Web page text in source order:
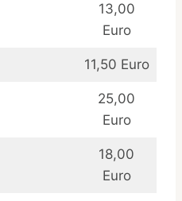
13,00
Euro
11,50 Euro
25,00
Euro
18,00
Euro